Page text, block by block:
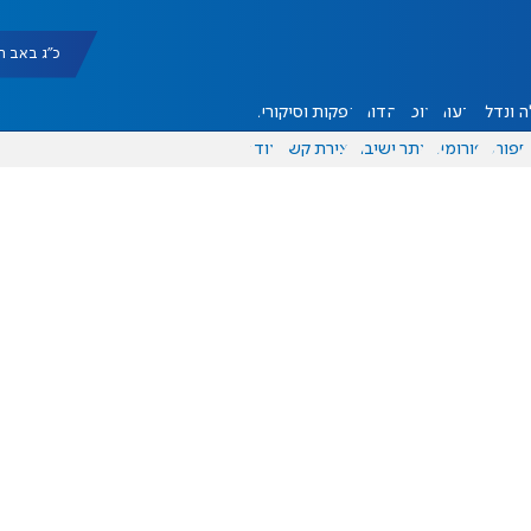
כ"ג באב תשפ"ו
ונדל"ן דעות אוכל יהדות הפקות וסיקורים
ספורט פורומים אתר ישיבה יצירת קשר עוד